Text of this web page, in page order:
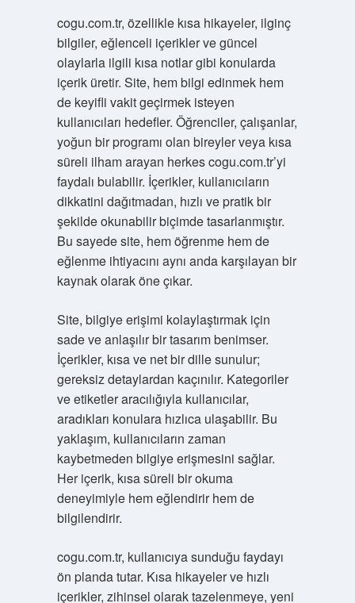
cogu.com.tr, özellikle kısa hikayeler, ilginç
bilgiler, eğlenceli içerikler ve güncel
olaylarla ilgili kısa notlar gibi konularda
içerik üretir. Site, hem bilgi edinmek hem
de keyifli vakit geçirmek isteyen
kullanıcıları hedefler. Öğrenciler, çalışanlar,
yoğun bir programı olan bireyler veya kısa
süreli ilham arayan herkes cogu.com.tr’yi
faydalı bulabilir. İçerikler, kullanıcıların
dikkatini dağıtmadan, hızlı ve pratik bir
şekilde okunabilir biçimde tasarlanmıştır.
Bu sayede site, hem öğrenme hem de
eğlenme ihtiyacını aynı anda karşılayan bir
kaynak olarak öne çıkar.
Site, bilgiye erişimi kolaylaştırmak için
sade ve anlaşılır bir tasarım benimser.
İçerikler, kısa ve net bir dille sunulur;
gereksiz detaylardan kaçınılır. Kategoriler
ve etiketler aracılığıyla kullanıcılar,
aradıkları konulara hızlıca ulaşabilir. Bu
yaklaşım, kullanıcıların zaman
kaybetmeden bilgiye erişmesini sağlar.
Her içerik, kısa süreli bir okuma
deneyimiyle hem eğlendirir hem de
bilgilendirir.
cogu.com.tr, kullanıcıya sunduğu faydayı
ön planda tutar. Kısa hikayeler ve hızlı
içerikler, zihinsel olarak tazelenmeye, yeni